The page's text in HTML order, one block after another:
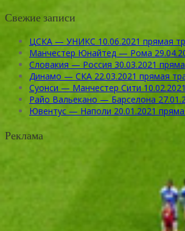
Свежие записи
ЦСКА — УНИКС 10.06.2021 прямая
Манчестер Юнайтед — Рома
Словакия — Россия 30.03.2021
Динамо — СКА 22.03.2021 прямая
Суонси — Манчестер Сити
Райо Вальекано — Барселона
Ювентус — Наполи 20.01.2021
Реклама